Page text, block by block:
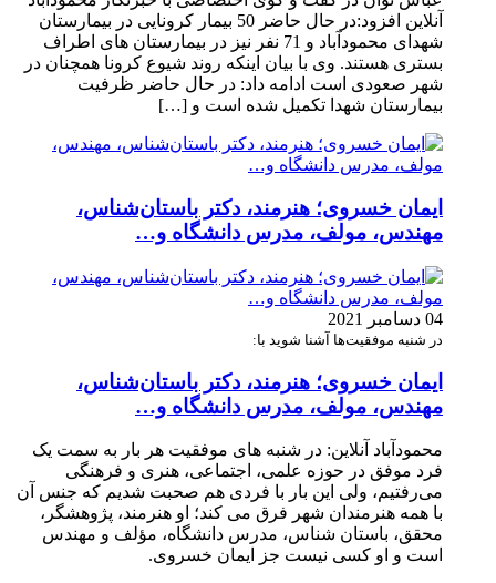
آنلاین افزود:در حال حاضر 50 بیمار کرونایی در بیمارستان
شهدای محمودآباد و 71 نفر نیز در بیمارستان های اطراف
بستری هستند. وی با بیان اینکه روند شیوع کرونا همچنان در
شهر صعودی است ادامه داد: در حال حاضر ظرفیت
بیمارستان شهدا تکمیل شده است و […]
ایمان خسروی؛ هنرمند، دکتر باستان‌شناس،
مهندس، مولف، مدرس دانشگاه و…
04 دسامبر 2021
در شنبه موفقیت‌ها آشنا شوید با:
ایمان خسروی؛ هنرمند، دکتر باستان‌شناس،
مهندس، مولف، مدرس دانشگاه و…
محمودآباد آنلاین: در شنبه های موفقیت هر بار به سمت یک
فرد موفق در حوزه علمی، اجتماعی، هنری و فرهنگی
می‌رفتیم، ولی این بار با فردی هم صحبت شدیم که جنس آن
با همه هنرمندان شهر فرق می کند؛ او هنرمند، پژوهشگر،
محقق، باستان شناس، مدرس دانشگاه، مؤلف و مهندس
است و او کسی نیست جز ایمان خسروی.